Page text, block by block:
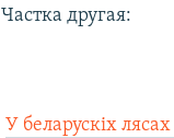
Частка другая:
У беларускіх